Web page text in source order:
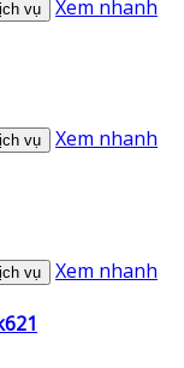
vụ Xem nhanh
vụ Xem nhanh
vụ Xem nhanh